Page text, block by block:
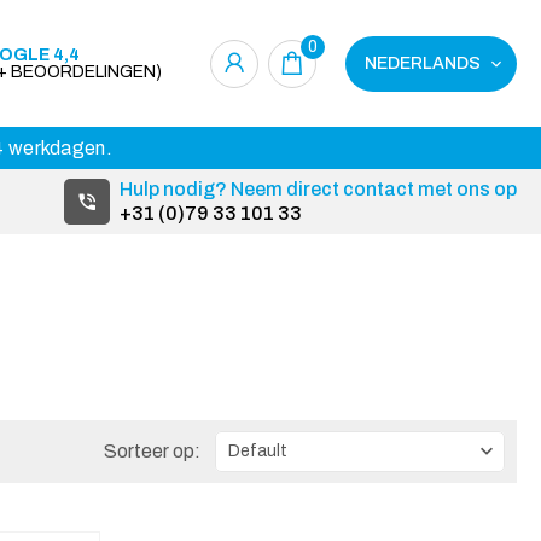
4,4
BEOORDELINGEN)
0
NEDERLANDS
werkdagen.
Hulp nodig? Neem direct contact met ons op
+31 (0)79 33 101 33
Sorteer op: